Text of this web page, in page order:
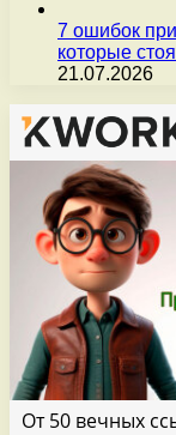
7 ошибок
которые
21.07.2026